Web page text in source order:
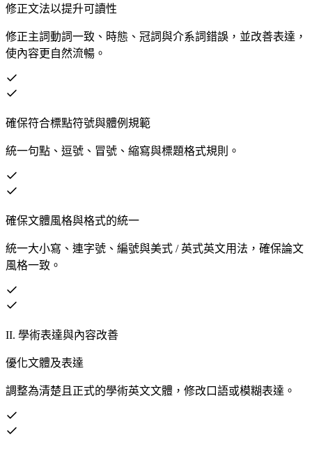
修正文法以提升可讀性
修正主詞動詞一致、時態、冠詞與介系詞錯誤，並改善表達，
使內容更自然流暢。
確保符合標點符號與體例規範
統一句點、逗號、冒號、縮寫與標題格式規則。
確保文體風格與格式的統一
統一大小寫、連字號、編號與美式 / 英式英文用法，確保論文
風格一致。
II. 學術表達與內容改善
優化文體及表達
調整為清楚且正式的學術英文文體，修改口語或模糊表達。